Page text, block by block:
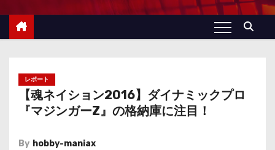
レポート
【魂ネイション2016】ダイナミックプロ
『マジンガーZ』の格納庫に注目！
By hobby-maniax